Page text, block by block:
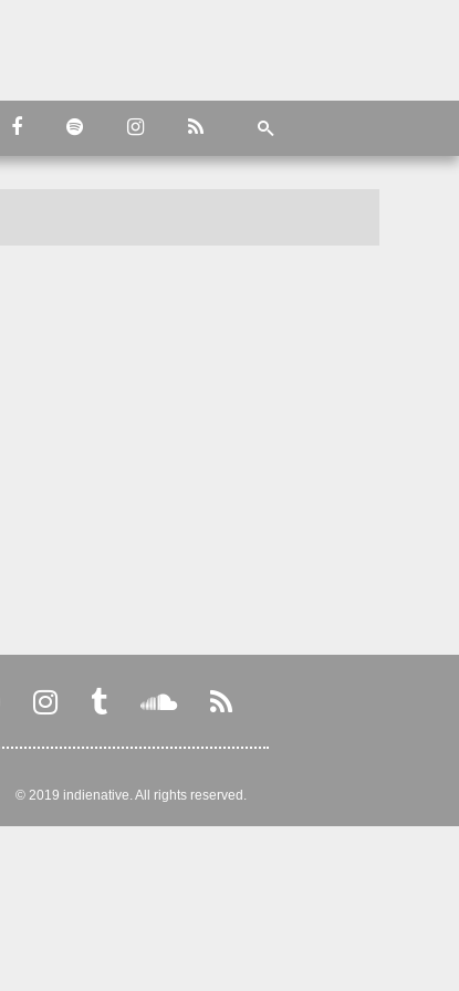
© 2019 indienative. All rights reserved.